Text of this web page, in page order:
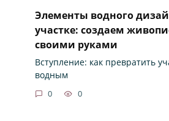
Элементы водного
участке: создаем
своими руками
Вступление: как превратить
водным
0 0